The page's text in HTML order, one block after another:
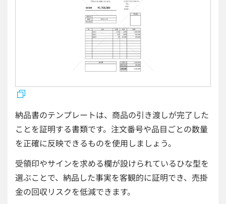
納品書のテンプレートは、商品の引き渡しが完了した
ことを証明する書類です。注文番号や品目ごとの数量
を正確に反映できるものを使用しましょう。
受領印やサインを求める欄が設けられているひな型を
選ぶことで、納品した事実を客観的に証明でき、売掛
金の回収リスクを低減できます。